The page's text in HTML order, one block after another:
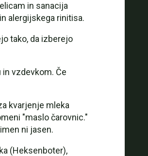
in sanacija
alergijskega rinitisa.
tako, da izberejo
vzdevkom. Če
kvarjenje mleka
"maslo čarovnic."
ni jasen.
(Heksenboter),